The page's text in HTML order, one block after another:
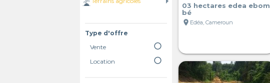
Type d'offre
Vente
radio_button_unchecked
Location radio_button_unchecked
03 hectares edea ebom
bé
location_on Edéa, Cameroun